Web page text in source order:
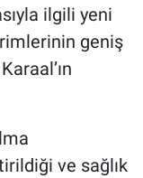
ilgili yeni
geniş
ve sağlık